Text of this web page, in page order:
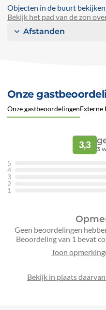
Objecten in de buurt bekijken
Bekijk het pad van de zon
Afstanden
Onze
Onze gastbeoordelingenExterne
3,3 3
5
4
3
2
1
Geen beoordelingen
Beoordeling van 1 bevat
Bekijk in plaats